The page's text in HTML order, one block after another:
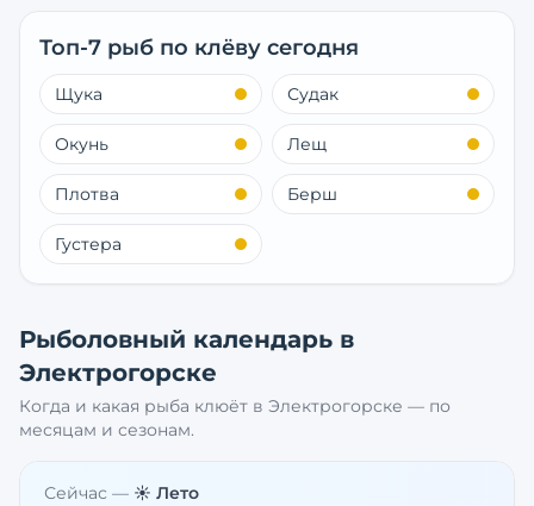
Топ-7 рыб по клёву сегодня
Щука Судак
Окунь Лещ
Плотва Берш
Густера
Рыболовный календарь в
Электрогорске
Когда и какая рыба клюёт в Электрогорске — по
месяцам и сезонам.
Сейчас — ☀️ Лето